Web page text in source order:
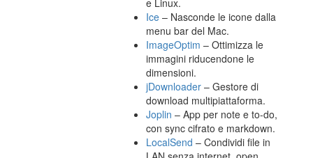
e Linux.
Ice – Nasconde le icone dalla
menu bar del Mac.
ImageOptim – Ottimizza le
immagini riducendone le
dimensioni.
jDownloader – Gestore di
download multipiattaforma.
Joplin – App per note e to-do,
con sync cifrato e markdown.
LocalSend – Condividi file in